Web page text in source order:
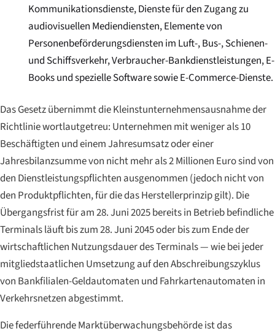
Kommunikationsdienste, Dienste für den Zugang zu
audiovisuellen Mediendiensten, Elemente von
Personenbeförderungsdiensten im Luft-, Bus-, Schienen-
und Schiffsverkehr, Verbraucher-Bankdienstleistungen, E-
Books und spezielle Software sowie E-Commerce-Dienste.
Das Gesetz übernimmt die Kleinstunternehmensausnahme der
Richtlinie wortlautgetreu: Unternehmen mit weniger als 10
Beschäftigten und einem Jahresumsatz oder einer
Jahresbilanzsumme von nicht mehr als 2 Millionen Euro sind von
den Dienstleistungspflichten ausgenommen (jedoch nicht von
den Produktpflichten, für die das Herstellerprinzip gilt). Die
Übergangsfrist für am 28. Juni 2025 bereits in Betrieb befindliche
Terminals läuft bis zum 28. Juni 2045 oder bis zum Ende der
wirtschaftlichen Nutzungsdauer des Terminals — wie bei jeder
mitgliedstaatlichen Umsetzung auf den Abschreibungszyklus
von Bankfilialen-Geldautomaten und Fahrkartenautomaten in
Verkehrsnetzen abgestimmt.
Die federführende Marktüberwachungsbehörde ist das